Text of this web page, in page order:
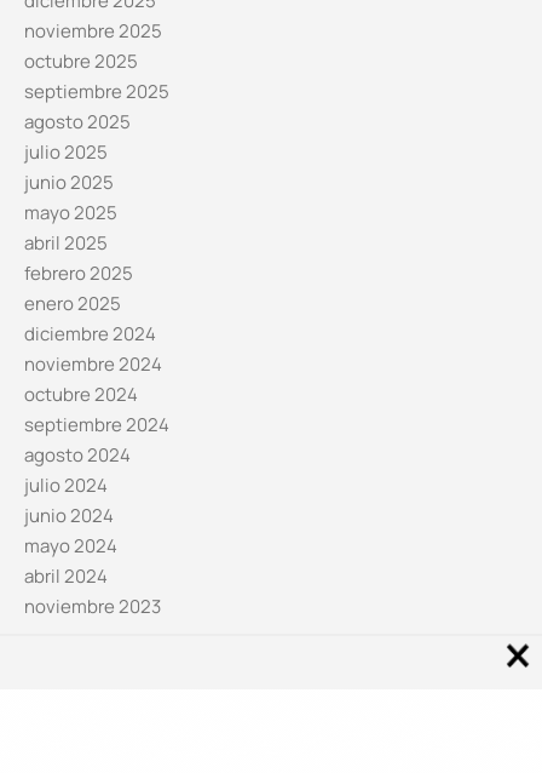
noviembre 2025
octubre 2025
septiembre 2025
agosto 2025
julio 2025
junio 2025
mayo 2025
abril 2025
febrero 2025
enero 2025
diciembre 2024
noviembre 2024
octubre 2024
septiembre 2024
agosto 2024
julio 2024
junio 2024
mayo 2024
abril 2024
noviembre 2023